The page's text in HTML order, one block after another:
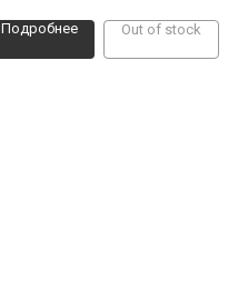
Подробнее Out of stock